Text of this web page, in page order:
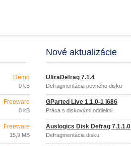
Demo
0 kB
Freeware
0 kB
Freeware
15,9 MB
Nové aktualizácie
UltraDefrag 7.1.4
Defragmentácia pevného disku
GParted Live 1.1.0-1 i686
Práca s diskovými oddielmi.
Auslogics Disk Defrag 7.1.1.0
Defragmentácia disku.